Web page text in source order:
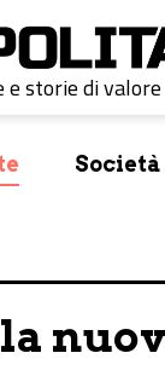
e storie di valore
Società